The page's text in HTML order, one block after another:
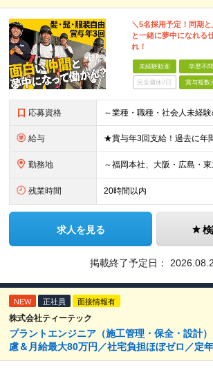
＼5名採用予定！同期
と一緒に夢中になれる
れ！
未経験歓迎 学歴不問
完全週休2日 賞与複数
応募資格
給与
勤務地
残業時間 20時間以内
求人を見る
掲載終了予定日：
NEW 正社員 面接情報有
株式会社ティーテック
プラントエンジニア（施工管理・保全・設計
慮＆月給最大80万円／社宅負担ほぼゼロ／定